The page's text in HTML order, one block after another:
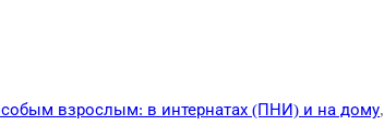
взрослым: в интернатах (ПНИ) и на дому,